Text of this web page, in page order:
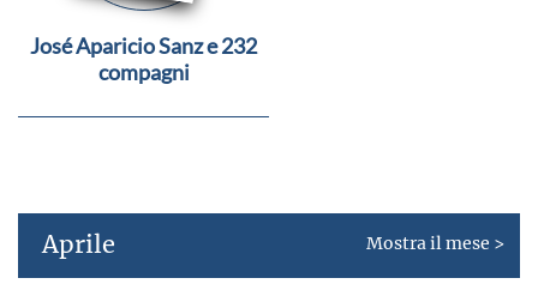
José Aparicio Sanz e 232
compagni
Aprile Mostra il mese >